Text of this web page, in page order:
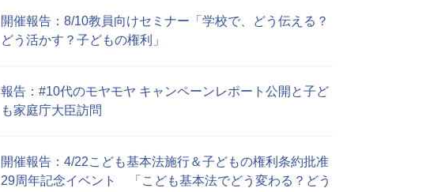
開催報告：8/10教員向けセミナー「学校で、どう伝える？
どう活かす？子どもの権利」
報告：#10代のモヤモヤ キャンペーンレポート公開と子ど
も家庭庁大臣訪問
開催報告：4/22こども基本法施行＆子どもの権利条約批准
29周年記念イベント 「こども基本法でどう変わる？どう